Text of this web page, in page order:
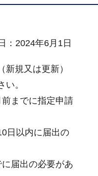
：2024年6月1日
規又は更新）
。
までに指定申請
日以内に届出の
届出の必要があ